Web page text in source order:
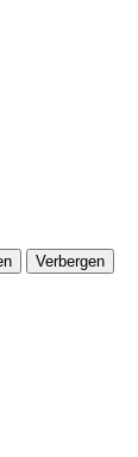
Verbergen